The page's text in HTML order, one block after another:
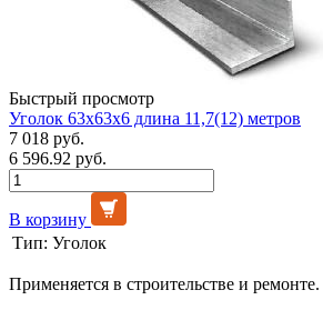
Быстрый просмотр
Уголок 63х63х6 длина 11,7(12) метров
7 018 руб.
6 596.92 руб.
В корзину
Тип: Уголок
Применяется в строительстве и ремонте.